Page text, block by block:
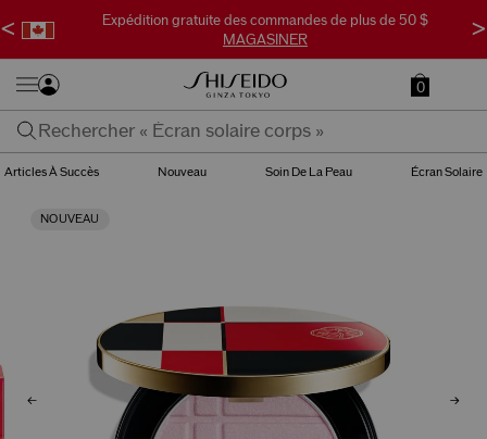
Expédition gratuite des commandes de plus de 50 $
MAGASINER
< >
0
Articles À Succès Nouveau Soin De La Peau Écran Solaire
NOUVEAU